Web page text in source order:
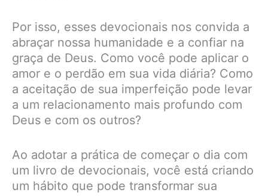
Por isso, esses devocionais nos convida a
abraçar nossa humanidade e a confiar na
graça de Deus. Como você pode aplicar o
amor e o perdão em sua vida diária? Como
a aceitação de sua imperfeição pode levar
a um relacionamento mais profundo com
Deus e com os outros?
Ao adotar a prática de começar o dia com
um livro de devocionais, você está criando
um hábito que pode transformar sua